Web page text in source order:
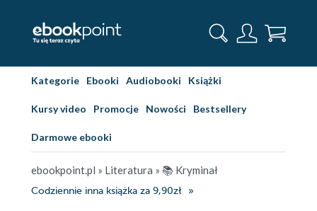
Kategorie Ebooki Audiobooki Książki
Kursy video Promocje Nowości Bestsellery
Darmowe ebooki
ebookpoint.pl » Literatura » 📚 Kryminał
Codziennie inna książka za 9,90zł